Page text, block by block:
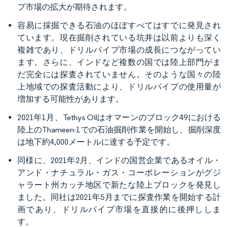
プ市場の拡大が期待されます。
容易に採掘できる石油のほぼすべてはすでに発見され
ています。現在掘削されている坑井は以前よりも深く
複雑であり、ドリルパイプ市場の成長につながってい
ます。さらに、インドなど複数の国では陸上部門がま
だ完全には探査されていません。そのような国々の陸
上地域での探査活動により、ドリルパイプの使用量が
増加する可能性があります。
2021年1月、Tethys Oilはオマーンのブロック49における
陸上のThameen-1での石油掘削作業を開始し、掘削深度
は地下約4,000メートルに達する予定です。
同様に、2021年2月、インドの国営企業であるオイル・
アンド・ナチュラル・ガス・コーポレーションがグジ
ャラート州カッチ地区で新たな陸上ブロックを発見し
ました。同社は2021年5月までに探査作業を開始する計
画であり、ドリルパイプ市場を直接的に後押ししま
す。